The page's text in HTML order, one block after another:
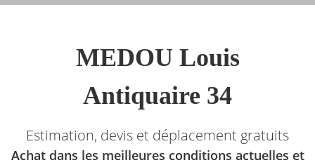
MEDOU Louis
Antiquaire 34
Estimation, devis et déplacement gratuits
Achat dans les meilleures conditions actuelles et